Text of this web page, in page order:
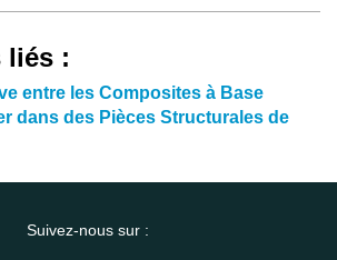
liés :
entre les Composites à Base
dans des Pièces Structurales de
Suivez-nous sur :